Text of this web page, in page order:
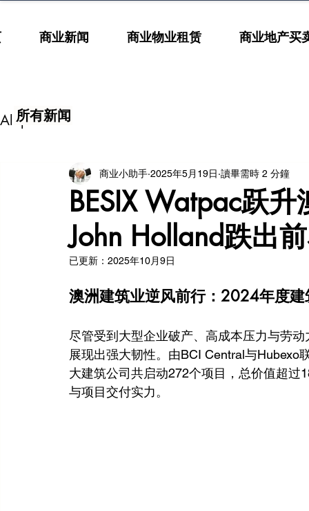
商业新闻 商业物业租赁 商业地产买
All posts
BESIX Watpac跃
John Holland跌出
商业小助手 2025年5月19日 讀畢需時 2 分鐘
已更新： 2025年10月9日
澳洲建筑业逆风前行：2024年度
尽管受到大型企业破产、高成本压力与劳
展现出强大韧性。由BCI Central与Hubexo
大建筑公司共启动272个项目，总价值超
与项目交付实力。
所有新闻